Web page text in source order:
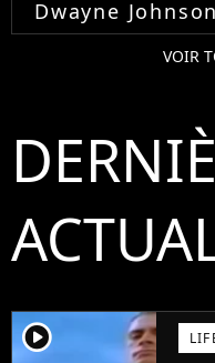
Dwayne Johnson
VOIR
player2